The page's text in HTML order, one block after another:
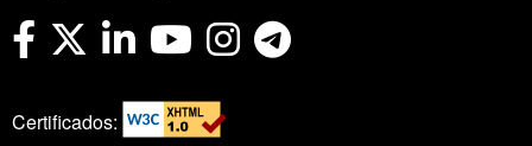
Certificados: